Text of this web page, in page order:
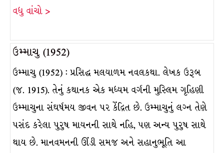
વધુ વાંચો >
ઉમ્માચુ (1952)
ઉમ્માચુ (1952) : પ્રસિદ્ધ મલયાળમ નવલકથા. લેખક ઉરૂબ
(જ. 1915). તેનું કથાનક એક મધ્યમ વર્ગની મુસ્લિમ ગૃહિણી
ઉમ્માચુના સંઘર્ષમય જીવન પર કેંદ્રિત છે. ઉમ્માચુનું લગ્ન તેણે
પસંદ કરેલા પુરુષ માયનની સાથે નહિ, પણ અન્ય પુરુષ સાથે
થાય છે. માનવમનની ઊંડી સમજ અને સહાનુભૂતિ આ